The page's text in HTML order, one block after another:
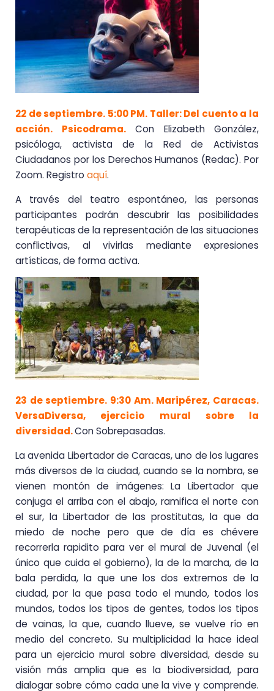
22 de septiembre. 5:00 PM. Taller: Del cuento a la
acción. Psicodrama.Con Elizabeth González,
psicóloga, activista de la Red de Activistas
Ciudadanos por los Derechos Humanos (Redac). Por
Zoom. Registro aquí.
A través del teatro espontáneo, las personas
participantes podrán descubrir las posibilidades
terapéuticas de la representación de las situaciones
conflictivas, al vivirlas mediante expresiones
artísticas, de forma activa.
23 de septiembre. 9:30 Am. Maripérez, Caracas.
VersaDiversa, ejercicio mural sobre la
diversidad.Con Sobrepasadas.
La avenida Libertador de Caracas, uno de los lugares
más diversos de la ciudad, cuando se la nombra, se
vienen montón de imágenes: La Libertador que
conjuga el arriba con el abajo, ramifica el norte con
el sur, la Libertador de las prostitutas, la que da
miedo de noche pero que de día es chévere
recorrerla rapidito para ver el mural de Juvenal (el
único que cuida el gobierno), la de la marcha, de la
bala perdida, la que une los dos extremos de la
ciudad, por la que pasa todo el mundo, todos los
mundos, todos los tipos de gentes, todos los tipos
de vainas, la que, cuando llueve, se vuelve río en
medio del concreto. Su multiplicidad la hace ideal
para un ejercicio mural sobre diversidad, desde su
visión más amplia que es la biodiversidad, para
dialogar sobre cómo cada une la vive y comprende.